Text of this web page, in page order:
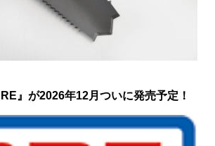
』が2026年12月ついに発売予定！